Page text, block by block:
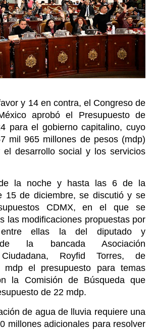
y 14 en contra, el Congreso de
aprobó el Presupuesto de
para el gobierno capitalino, cuyo
mil 965 millones de pesos (mdp)
el desarrollo social y los servicios
la noche y hasta las 6 de la
15 de diciembre, se discutió y se
CDMX, en el que se
las modificaciones propuestas por
entre ellas la del diputado y
de la bancada Asociación
Ciudadana, Royfid Torres, de
el presupuesto para temas
la Comisión de Búsqueda que
de 22 mdp.
de agua de lluvia requiere una
millones adicionales para resolver